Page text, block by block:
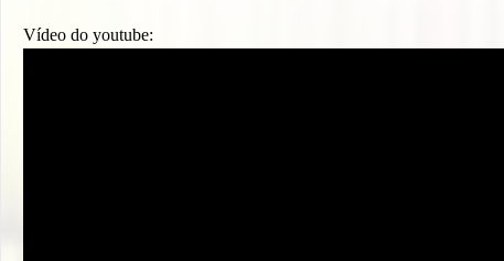
Vídeo do youtube: